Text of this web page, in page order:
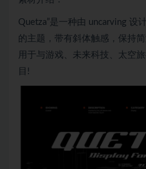
Quetza”是一种由 uncarving 设
的主题，带有斜体触感，保持
用于与游戏、未来科技、太空
目!